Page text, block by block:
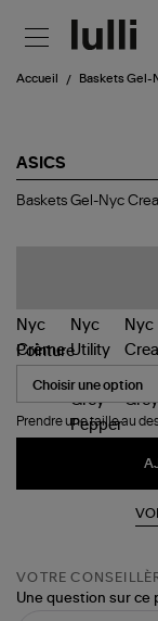
Accueil Baskets Gel-
ASICS
Baskets
Baskets Gel-Nyc
Pointure
Prendre une taille au
VOTRE
Une question sur ce